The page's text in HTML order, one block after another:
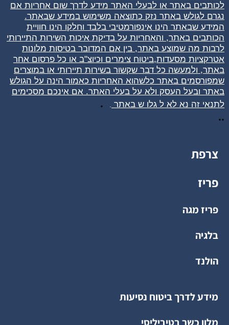
לכותבים באתר או לבעלי האתר מידע לדרך שום אחריות אם
נגרם לגולש באתר נזק כתוצאה משימוש במידע שבאתר.
המידע שבאתר הינו אינפורמטיבי בלבד וחלקו הינו חוויית
הכותבים באתר, והאחריות על בדיקת איכות השירות התיירותי
לרבות מה שמוצע באתר, בין אם המדובר בטיסות מלונות
אטרקציות מסעדות,ביטוח צימרים וכיוצ"ב או כל פרסום אחר
באתר, ולמעשה כל דבר שקשור בשירות תיירותי או במוצרים
שמפורסמים באתר כלשהוא האחריות כאמור הינה על הגולש
באתר ובעל העסק ולא על בעלי האתר. אם אינכם מסכימים
לתנאי זה נא לא ל גלו ש באתר
.
..
צרפת
פריז
פריז מגה
בלגיה
הולנד
מידע לדרך ביטוח נסיעות